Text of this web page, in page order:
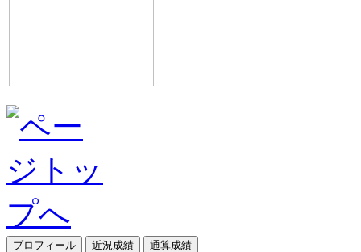
プロフィール 近況成績
通算成績